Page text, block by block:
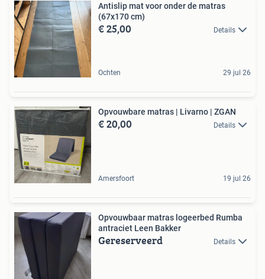
Antislip mat voor onder de matras
(67x170 cm)
€ 25,00 Details
Ochten 29 jul 26
Opvouwbare matras | Livarno | ZGAN
€ 20,00 Details
Amersfoort 19 jul 26
Opvouwbaar matras logeerbed Rumba
antraciet Leen Bakker
Gereserveerd Details